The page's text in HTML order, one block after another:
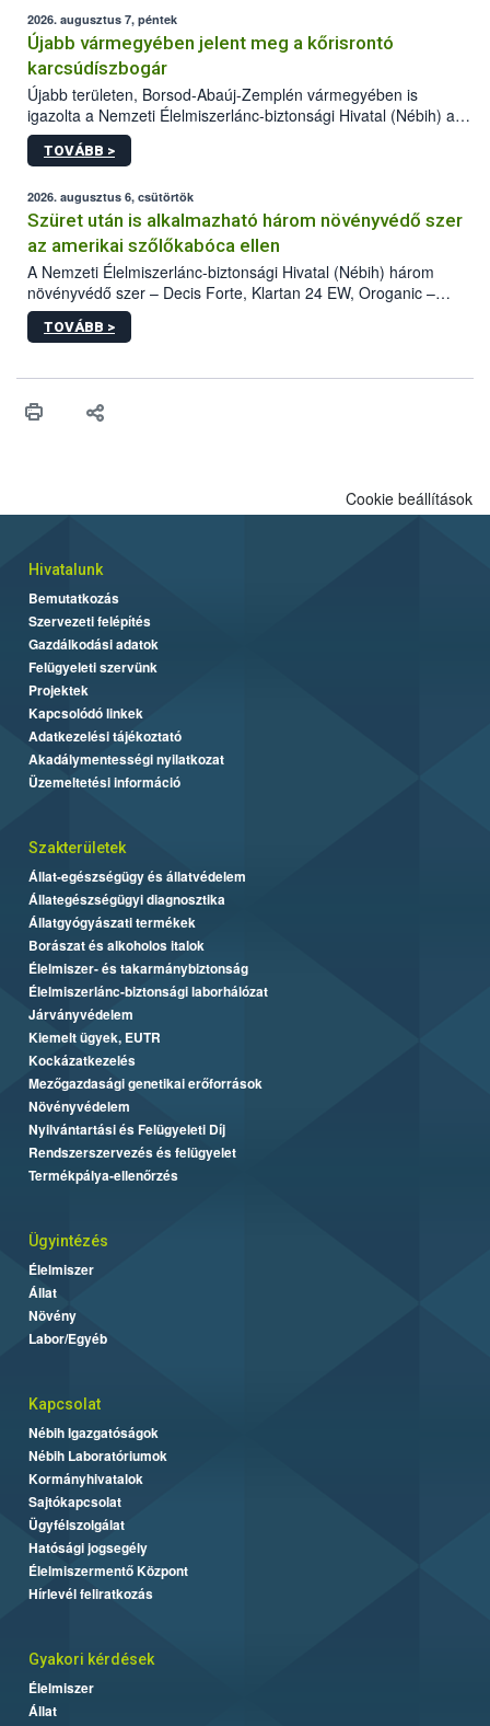
2026. augusztus 7, péntek
Újabb vármegyében jelent meg a kőrisrontó
karcsúdíszbogár
Újabb területen, Borsod-Abaúj-Zemplén vármegyében is
igazolta a Nemzeti Élelmiszerlánc-biztonsági Hivatal (Nébih) a
kőrisrontó karcsúdíszbogár (Agrilus planipennis) jelenlétét. A
kártevőt nem csak színcsapdában találták meg, de már fertőzött
az intenzív felderítést, emellett az intézkedéseket a szlovák
hatósággal is összehangolják a terjedés megállítása érdekében.
TOVÁBB >
2026. augusztus 6, csütörtök
Szüret után is alkalmazható három növényvédő szer
az amerikai szőlőkabóca ellen
A Nemzeti Élelmiszerlánc-biztonsági Hivatal (Nébih) három
növényvédő szer – Decis Forte, Klartan 24 EW, Oroganic –
engedélyokiratát módosította, így azok a szüretet követően,
egészen a vesszőérettség (BBCH 91) stádiumáig
érésű szőlőkben is legyen lehetőség a károsító elleni további
felhasználók számára is elérhető és ökológiai termesztésben is
TOVÁBB >
Cookie beállítások
Hivatalunk
Bemutatkozás
Szervezeti felépítés
Gazdálkodási adatok
Felügyeleti szervünk
Projektek
Kapcsolódó linkek
Adatkezelési tájékoztató
Akadálymentességi nyilatkozat
Üzemeltetési információ
Szakterületek
Állat-egészségügy és állatvédelem
Állategészségügyi diagnosztika
Állatgyógyászati termékek
Borászat és alkoholos italok
Élelmiszer- és takarmánybiztonság
Élelmiszerlánc-biztonsági laborhálózat
Járványvédelem
Kiemelt ügyek, EUTR
Kockázatkezelés
Mezőgazdasági genetikai erőforrások
Növényvédelem
Nyilvántartási és Felügyeleti Díj
Rendszerszervezés és felügyelet
Termékpálya-ellenőrzés
Ügyintézés
Élelmiszer
Állat
Növény
Labor/Egyéb
Kapcsolat
Nébih Igazgatóságok
Nébih Laboratóriumok
Kormányhivatalok
Sajtókapcsolat
Ügyfélszolgálat
Hatósági jogsegély
Élelmiszermentő Központ
Hírlevél feliratkozás
Gyakori kérdések
Élelmiszer
Állat